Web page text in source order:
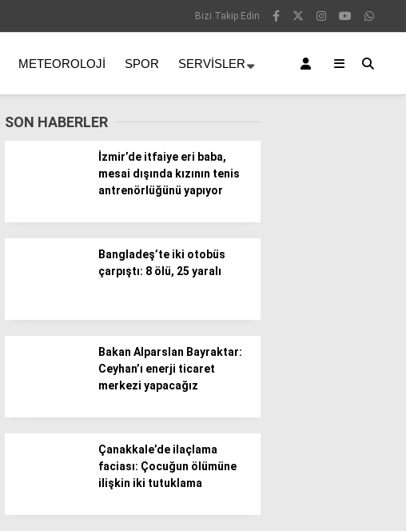
Politika / Siyaset
Bizi Takip Edin
METEOROLOJI SPOR SERVISLER
SON HABERLER
İzmir’de itfaiye eri baba,
mesai dışında kızının tenis
antrenörlüğünü yapıyor
Bangladeş’te iki otobüs
çarpıştı: 8 ölü, 25 yaralı
Bakan Alparslan Bayraktar:
Ceyhan’ı enerji ticaret
merkezi yapacağız
Çanakkale’de ilaçlama
faciası: Çocuğun ölümüne
ilişkin iki tutuklama